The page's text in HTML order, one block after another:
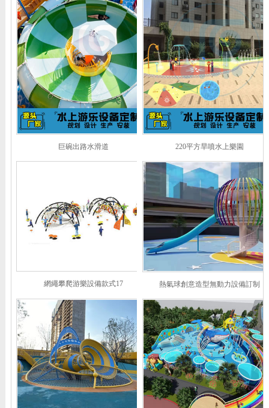
巨碗出路水滑道 220平方旱噴水上樂園
網繩攀爬游樂設備款式17 熱氣球創意造型無動力設備訂制